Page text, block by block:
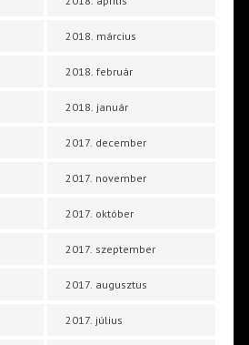
2018. március
2018. február
2018. január
2017. december
2017. november
2017. október
2017. szeptember
2017. augusztus
2017. július